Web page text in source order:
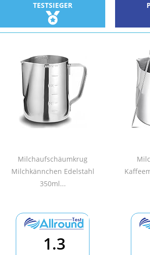
TESTSIEGER
Milchaufschäumkrug
Milchkännchen Edelstahl
350ml...
1.3